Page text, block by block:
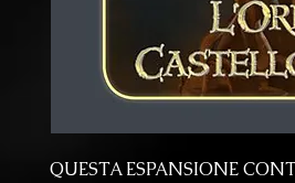
QUESTA ESPANSIONE